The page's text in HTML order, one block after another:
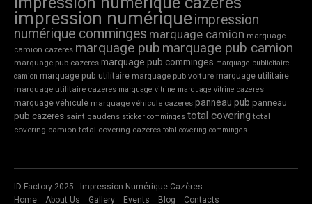
impression numériqueimpression
numérique comminges marquage camion marquage
camion cazeres marquage pub marquage pub camion
marquage pub cazeres marquage pub comminges marquage publicitaire
camion marquage pub utilitaire marquage pub voiture marquage utilitaire
marquage utilitaire cazeres marquage vitrine marquage vitrine cazeres
marquage véhicule marquage véhicule cazeres panneau pub panneau
pub cazeres saint gaudens sticker comminges total covering total
covering camion total covering cazeres total covering comminges
ID Factory 2025 - Impression Numérique Cazères
Home
About Us Gallery Events Blog Contacts